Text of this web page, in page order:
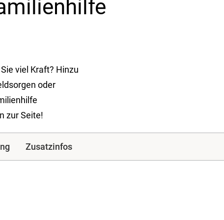
viel Kraft? Hinzu
oder
zur Seite!
Zusatzinfos